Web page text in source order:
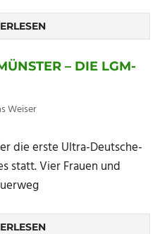
– DIE LGM-
Weiser
die erste Ultra-Deutsche-
statt. Vier Frauen und